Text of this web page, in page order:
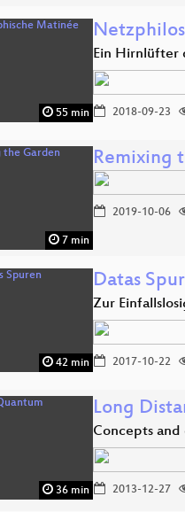
55 min
Ein Hirnlüfter
2018-09-23
7 min
Remixing
2019-10-06
42 min
Datas
Zur
2017-10-22
36 min
Long
Concepts
2013-12-27